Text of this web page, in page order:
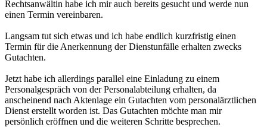
Rechtsanwältin habe ich mir auch bereits gesucht und werde nun
einen Termin vereinbaren.
Langsam tut sich etwas und ich habe endlich kurzfristig einen
Termin für die Anerkennung der Dienstunfälle erhalten zwecks
Gutachten.
Jetzt habe ich allerdings parallel eine Einladung zu einem
Personalgespräch von der Personalabteilung erhalten, da
anscheinend nach Aktenlage ein Gutachten vom personalärztlichen
Dienst erstellt worden ist. Das Gutachten möchte man mir
persönlich eröffnen und die weiteren Schritte besprechen.